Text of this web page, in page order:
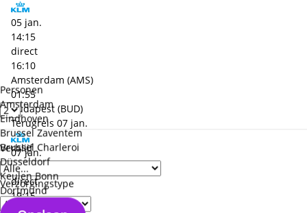
Personen
Verblijf
Verzorgingstype
Amsterdam
Eindhoven
Brussel Zaventem
Brussel Charleroi
Düsseldorf
Keulen Bonn
Dortmund
05 jan.
14:15
direct
16:10
Amsterdam (AMS)
01:55
Budapest (BUD)
Terugreis 07 jan.
07 jan.
17:05
direct
19:15
Budapest (BUD)